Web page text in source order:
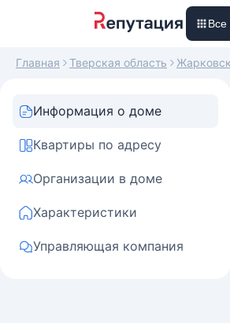
Все
Главная Тверская область
Информация о доме
Квартиры по адресу
Организации в доме
Характеристики
Управляющая компания